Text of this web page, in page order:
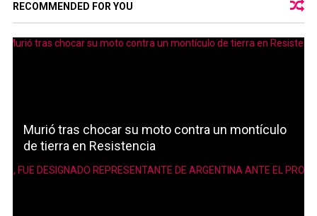
RECOMMENDED FOR YOU
Murió tras chocar su moto contra un montículo
de tierra en Resistencia